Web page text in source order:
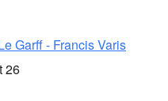
Garff - Francis Varis
26